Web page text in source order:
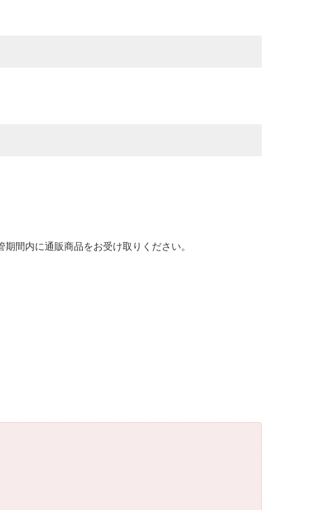
間内に通販商品をお受け取りください。